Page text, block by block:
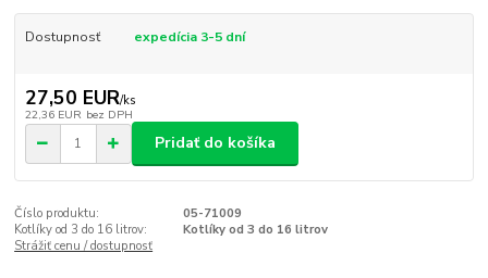
Dostupnosť expedícia 3-5 dní
27,50 EUR/ks
22,36 EUR bez DPH
Pridať do košíka
Číslo produktu:
05-71009
Kotlíky od 3 do 16 litrov:
Kotlíky od 3 do 16 litrov
Strážiť cenu / dostupnosť